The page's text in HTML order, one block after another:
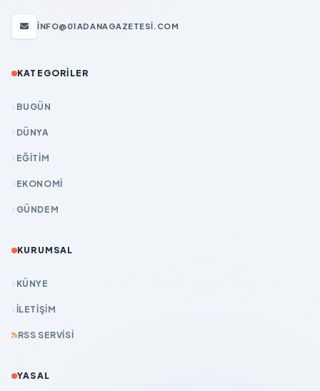
INFO@01ADANAGAZETESI.COM
KATEGORILER
BUGÜN
DÜNYA
EĞİTİM
EKONOMİ
GÜNDEM
KURUMSAL
KÜNYE
İLETIŞIM
RSS SERVISI
YASAL